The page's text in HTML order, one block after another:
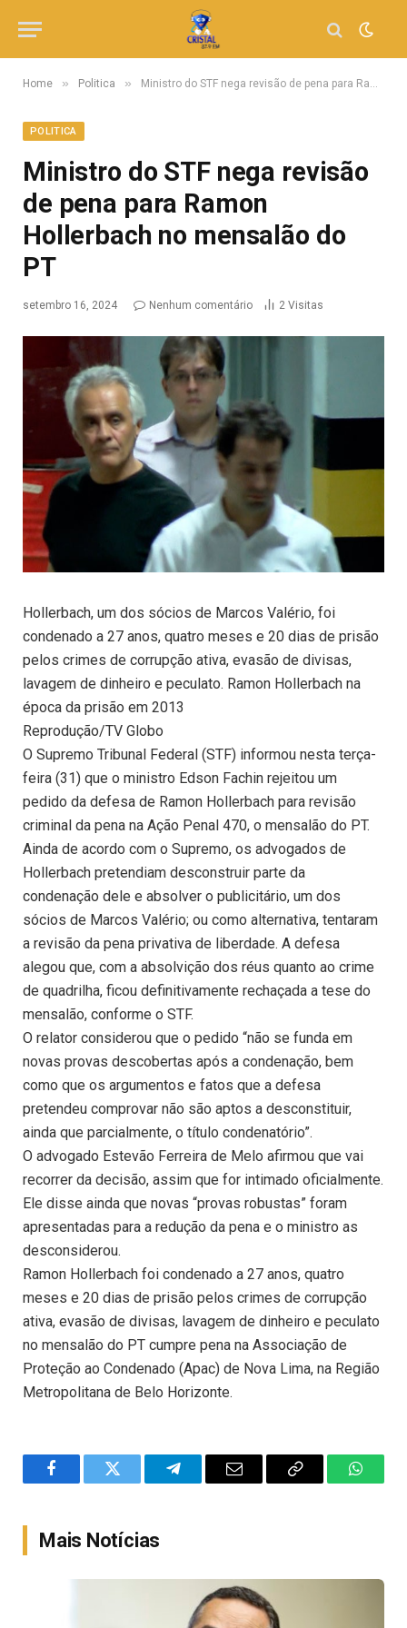
Home » Politica » Ministro do STF nega revisão de pena para Ramon Hollerbach no mensalão do PT
POLITICA
Ministro do STF nega revisão
de pena para Ramon
Hollerbach no mensalão do
PT
setembro 16, 2024 Nenhum comentário 2 Visitas
Hollerbach, um dos sócios de Marcos Valério, foi
condenado a 27 anos, quatro meses e 20 dias de prisão
pelos crimes de corrupção ativa, evasão de divisas,
lavagem de dinheiro e peculato. Ramon Hollerbach na
época da prisão em 2013
Reprodução/TV Globo
O Supremo Tribunal Federal (STF) informou nesta terça-
feira (31) que o ministro Edson Fachin rejeitou um
pedido da defesa de Ramon Hollerbach para revisão
criminal da pena na Ação Penal 470, o mensalão do PT.
Ainda de acordo com o Supremo, os advogados de
Hollerbach pretendiam desconstruir parte da
condenação dele e absolver o publicitário, um dos
sócios de Marcos Valério; ou como alternativa, tentaram
a revisão da pena privativa de liberdade. A defesa
alegou que, com a absolvição dos réus quanto ao crime
de quadrilha, ficou definitivamente rechaçada a tese do
mensalão, conforme o STF.
O relator considerou que o pedido “não se funda em
novas provas descobertas após a condenação, bem
como que os argumentos e fatos que a defesa
pretendeu comprovar não são aptos a desconstituir,
ainda que parcialmente, o título condenatório”.
O advogado Estevão Ferreira de Melo afirmou que vai
recorrer da decisão, assim que for intimado oficialmente.
Ele disse ainda que novas “provas robustas” foram
apresentadas para a redução da pena e o ministro as
desconsiderou.
Ramon Hollerbach foi condenado a 27 anos, quatro
meses e 20 dias de prisão pelos crimes de corrupção
ativa, evasão de divisas, lavagem de dinheiro e peculato
no mensalão do PT cumpre pena na Associação de
Proteção ao Condenado (Apac) de Nova Lima, na Região
Metropolitana de Belo Horizonte.
FacebookTwitter TelegramEmail
Copy
Mais Notícias